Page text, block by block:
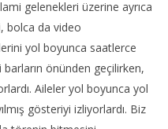
gelenekleri üzerine ayrıca
bolca da video
yol boyunca saatlerce
önünden geçilirken,
Aileler yol boyunca yol
gösteriyi izliyorlardı. Biz